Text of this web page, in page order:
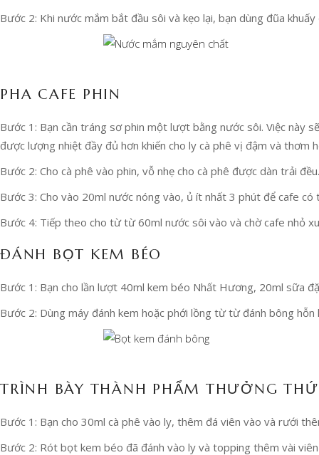
Bước 2: Khi nước mắm bắt đầu sôi và kẹo lại, bạn dùng đũa
PHA CAFE PHIN
Bước 1: Bạn cần tráng sơ phin một lượt bằng nước sôi. Việc này
được lượng nhiệt đầy đủ hơn khiến cho ly cà phê vị đậm và thơm
Bước 2: Cho cà phê vào phin, vỗ nhẹ cho cà phê được dàn trải đều.
Bước 3: Cho vào 20ml nước nóng vào, ủ ít nhất 3 phút để cafe có
Bước 4: Tiếp theo cho từ từ 60ml nước sôi vào và chờ cafe nhỏ
ĐÁNH BỌT KEM BÉO
Bước 1: Bạn cho lần lượt 40ml kem béo Nhất Hương, 20ml sữa
Bước 2: Dùng máy đánh kem hoặc phới lồng từ từ đánh bông
TRÌNH BÀY THÀNH PHẨM THƯỞNG
Bước 1: Bạn cho 30ml cà phê vào ly, thêm đá viên vào và rưới
Bước 2: Rót bọt kem béo đã đánh vào ly và topping thêm vài